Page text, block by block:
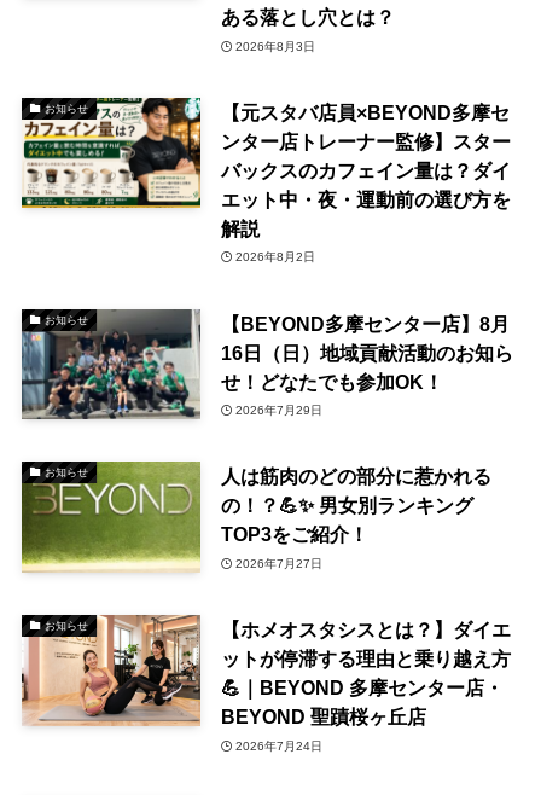
ある落とし穴とは？
2026年8月3日
お知らせ
【元スタバ店員×BEYOND多摩セ
ンター店トレーナー監修】スター
バックスのカフェイン量は？ダイ
エット中・夜・運動前の選び方を
解説
2026年8月2日
お知らせ
【BEYOND多摩センター店】8月
16日（日）地域貢献活動のお知ら
せ！どなたでも参加OK！
2026年7月29日
お知らせ
人は筋肉のどの部分に惹かれる
の！？💪✨ 男女別ランキング
TOP3をご紹介！
2026年7月27日
お知らせ
【ホメオスタシスとは？】ダイエ
ットが停滞する理由と乗り越え方
💪｜BEYOND 多摩センター店・
BEYOND 聖蹟桜ヶ丘店
2026年7月24日